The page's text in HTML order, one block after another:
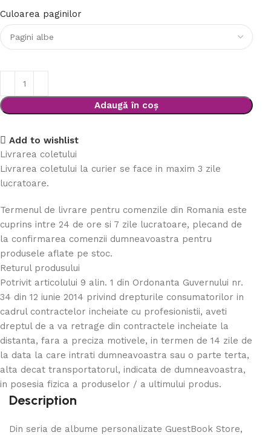
Culoarea paginilor
Adaugă în coș
Add to wishlist
Livrarea coletului
Livrarea coletului la curier se face in maxim 3 zile
lucratoare.
Termenul de livrare pentru comenzile din Romania este
cuprins intre 24 de ore si 7 zile lucratoare, plecand de
la confirmarea comenzii dumneavoastra pentru
produsele aflate pe stoc.
Returul produsului
Potrivit articolului 9 alin. 1 din Ordonanta Guvernului nr.
34 din 12 iunie 2014 privind drepturile consumatorilor in
cadrul contractelor incheiate cu profesionistii, aveti
dreptul de a va retrage din contractele incheiate la
distanta, fara a preciza motivele, in termen de 14 zile de
la data la care intrati dumneavoastra sau o parte terta,
alta decat transportatorul, indicata de dumneavoastra,
in posesia fizica a produselor / a ultimului produs.
Description
Din seria de albume personalizate GuestBook Store,